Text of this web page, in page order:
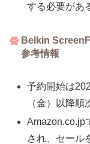
する必要があ
Belkin
参考情報
予約開始は
（金）以降順
Amazon.co.jp
され、セール